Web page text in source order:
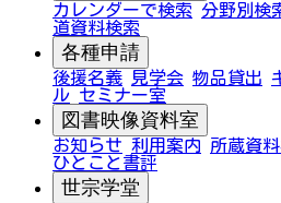
カレンダーで検索 分野別検
道資料検索
各種申請
後援名義 見学会 物品貸出
ル セミナー室
図書映像資料室
お知らせ 利用案内 所蔵資
ひとこと書評
世宗学堂